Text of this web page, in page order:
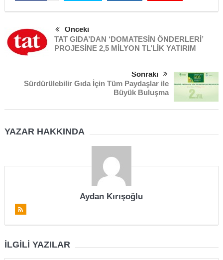
Önceki
TAT GIDA’DAN ‘DOMATESİN ÖNDERLERİ’
PROJESİNE 2,5 MİLYON TL’LİK YATIRIM
Sonraki
Sürdürülebilir Gıda İçin Tüm Paydaşlar ile
Büyük Buluşma
YAZAR HAKKINDA
Aydan Kırışoğlu
İLGILI YAZILAR